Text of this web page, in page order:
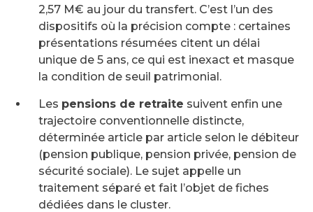
2,57 M€ au jour du transfert. C’est l’un des
dispositifs où la précision compte : certaines
présentations résumées citent un délai
unique de 5 ans, ce qui est inexact et masque
la condition de seuil patrimonial.
Les pensions de retraite suivent enfin une
trajectoire conventionnelle distincte,
déterminée article par article selon le débiteur
(pension publique, pension privée, pension de
sécurité sociale). Le sujet appelle un
traitement séparé et fait l’objet de fiches
dédiées dans le cluster.